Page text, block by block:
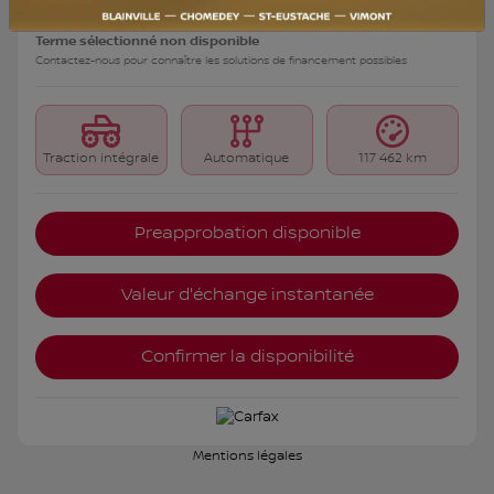
Terme sélectionné non disponible
Contactez-nous pour connaître les solutions de financement possibles
Traction intégrale Automatique 117 462 km
Preapprobation disponible
Valeur d'échange instantanée
Confirmer la disponibilité
Mentions légales